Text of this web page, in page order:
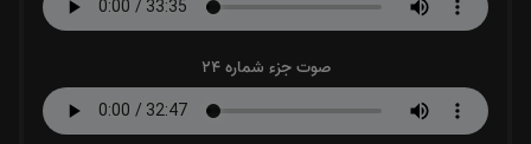
صوت جزء شماره 24